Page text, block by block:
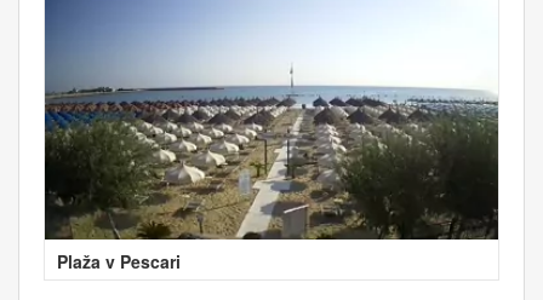
Plaža v Pescari